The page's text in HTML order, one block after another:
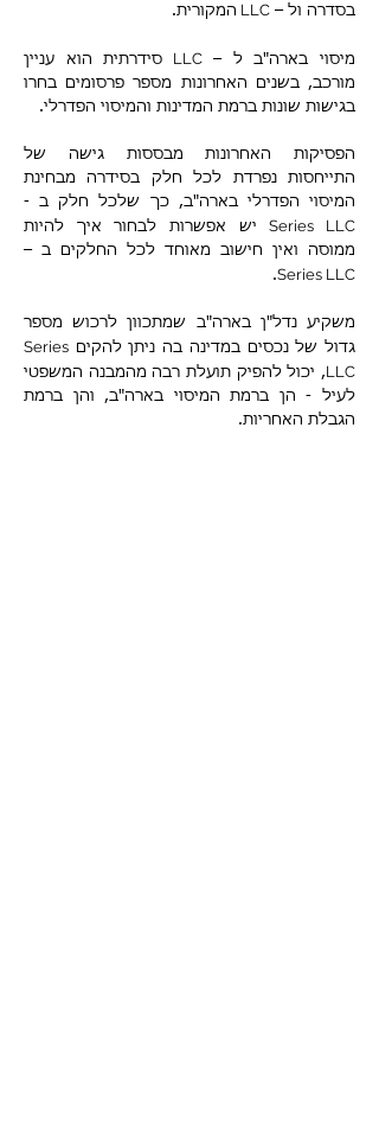
בסדרה ול – LLC המקורית.
מיסוי בארה"ב ל –LLC
סידרתית הוא עניין
מורכב, בשנים האחרונות מספר פרסומים בחרו
בגישות שונות ברמת המדינות והמיסוי הפדרלי.
הפסיקות האחרונות מבססות גישה של
התייחסות נפרדת לכל חלק בסידרה מבחינת
המיסוי הפדרלי בארה"ב, כך שלכל חלק ב -
Series LLCיש אפשרות לבחור איך להיות
ממוסה ואין חישוב מאוחד לכל החלקים ב –
Series LLC
.
משקיע נדל"ן בארה"ב שמתכוון לרכוש מספר
גדול של נכסים במדינה בה ניתן להקים Series
LLC, יכול להפיק תועלת רבה מהמבנה המשפטי
לעיל - הן ברמת המיסוי בארה"ב, והן ברמת
הגבלת האחריות.